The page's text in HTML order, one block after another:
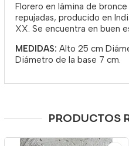
Florero en lámina de
repujadas, producido en
XX. Se encuentra en buen
MEDIDAS: Alto 25 cm
Diámetro de la base 7 cm.
PRODUCTOS